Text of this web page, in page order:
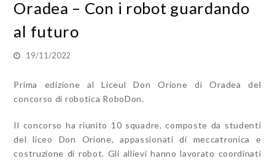
Oradea – Con i robot guardando
al futuro
19/11/2022
Prima edizione al Liceul Don Orione di Oradea del
concorso di robotica RoboDon.
Il concorso ha riunito 10 squadre, composte da studenti
del liceo Don Orione, appassionati di meccatronica e
costruzione di robot. Gli allievi hanno lavorato coordinati